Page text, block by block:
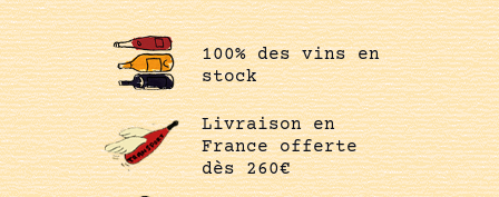
100% des vins en
stock
Livraison en
France offerte
dès 260€